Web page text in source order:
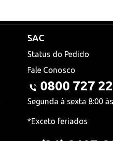
SAC
Status do Pedido
Fale Conosco
0800 727
Segunda à sexta 8:00
*Exceto feriados